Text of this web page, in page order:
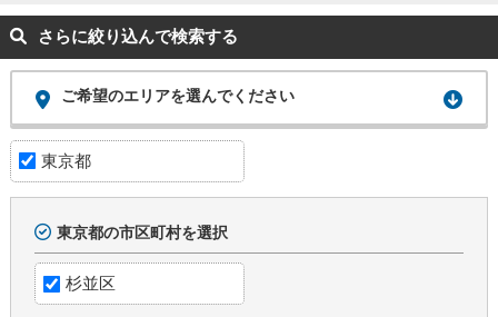
さらに絞り込んで検索する
ご希望のエリアを選んでください
東京都
東京都の市区町村を選択
杉並区